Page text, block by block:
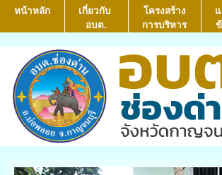
หน้าหลัก
เกี่ยวกับ
อบต.
โครงสร้าง
การบริหาร